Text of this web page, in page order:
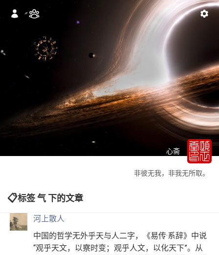
心斋
非彼无我，非我无所取。
标签 气 下的文章
河上散人
中国的哲学无外乎天与人二字，《易传·系辞》中说
“观乎天文，以察时变；观乎人文，以化天下”。从